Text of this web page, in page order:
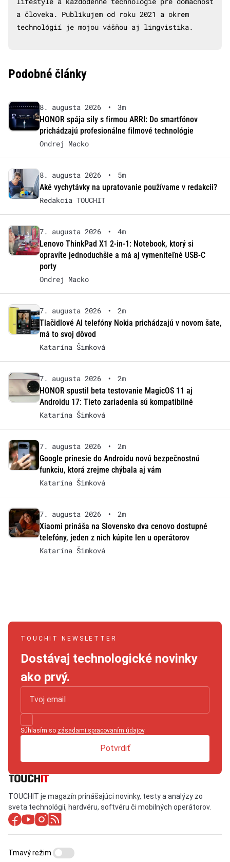
a človeka. Publikujem od roku 2021 a okrem
technológií je mojou vášňou aj lingvistika.
Podobné články
8. augusta 2026 •
3m
HONOR spája sily s firmou ARRI: Do smartfónov
prichádzajú profesionálne filmové technológie
Ondrej Macko
8. augusta 2026 •
5m
Aké vychytávky na upratovanie používame v redakcii?
Redakcia TOUCHIT
7. augusta 2026 •
4m
Lenovo ThinkPad X1 2-in-1: Notebook, ktorý si
opravíte jednoduchšie a má aj vymeniteľné USB-C
porty
Ondrej Macko
7. augusta 2026 •
2m
Tlačidlové AI telefóny Nokia prichádzajú v novom šate,
má to svoj dôvod
Katarína Šimková
7. augusta 2026 •
2m
HONOR spustil beta testovanie MagicOS 11 aj
Androidu 17: Tieto zariadenia sú kompatibilné
Katarína Šimková
7. augusta 2026 •
2m
Google prinesie do Androidu novú bezpečnostnú
funkciu, ktorá zrejme chýbala aj vám
Katarína Šimková
7. augusta 2026 •
2m
Xiaomi prináša na Slovensko dva cenovo dostupné
telefóny, jeden z nich kúpite len u operátorov
Katarína Šimková
TOUCHIT NEWSLETTER
Dostávaj technologické novinky
ako prvý.
Súhlasím so zásadami spracovaním údajov.
Potvrdiť
TOUCHIT je magazín prinášajúci novinky, testy a analýzy zo
sveta technológií, hardvéru, softvéru či mobilných operátorov.
Tmavý režim